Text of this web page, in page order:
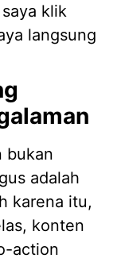
klik
langsung
bukan
adalah
karena itu,
konten
action